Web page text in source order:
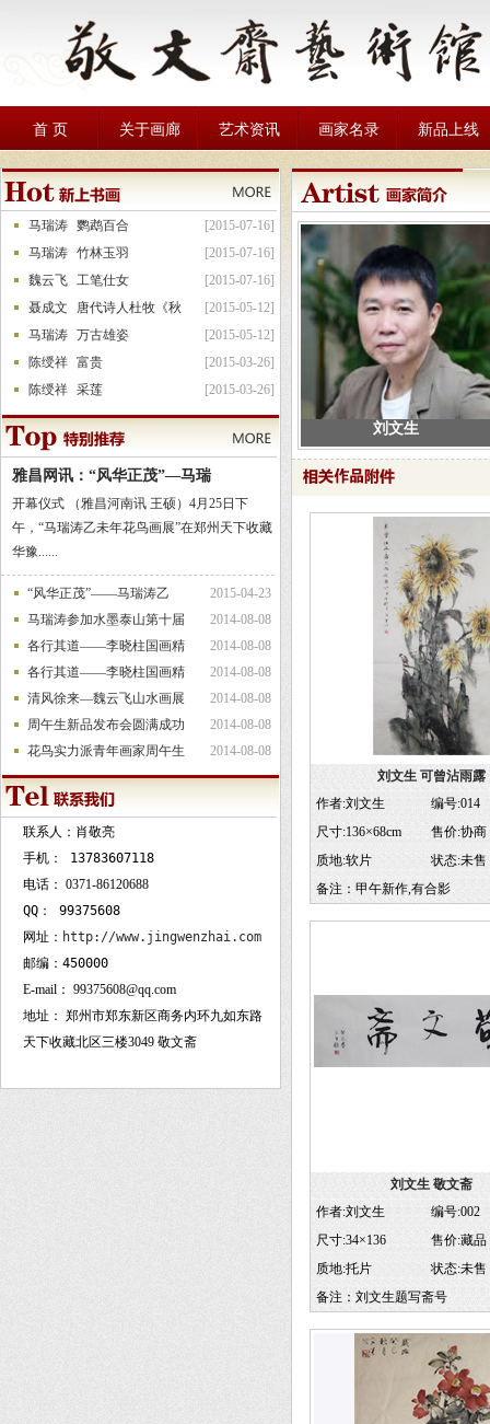
首 页 关于画廊 艺术资讯 画家名录 新品上线
马瑞涛 鹦鹉百合
[2015-07-16]
马瑞涛 竹林玉羽
[2015-07-16]
魏云飞 工笔仕女
[2015-07-16]
聂成文
唐代诗人杜牧《秋
[2015-05-12]
马瑞涛 万古雄姿
[2015-05-12]
陈绶祥 富贵
[2015-03-26]
陈绶祥 采莲 [2015-03-26]
雅昌网讯：“风华正茂”—马瑞
开幕仪式 （雅昌河南讯 王硕）4月25日下
午，“马瑞涛乙未年花鸟画展”在郑州天下收藏
华豫......
“风华正茂”——马瑞涛乙
2015-04-23
马瑞涛参加水墨泰山第十届
2014-08-08
各行其道——李晓柱国画精
2014-08-08
各行其道——李晓柱国画精
2014-08-08
清风徐来—魏云飞山水画展
2014-08-08
周午生新品发布会圆满成功
2014-08-08
花鸟实力派青年画家周午生
2014-08-08
联系人：肖敬亮
手机：
13783607118
电话： 0371-86120688
QQ：
99375608
网址： http://www.jingwenzhai.com
邮编：450000
E-mail： 99375608@qq.com
地址： 郑州市郑东新区商务内环九如东路
天下收藏北区三楼3049 敬文斋
刘文生
刘文生 可曾沾雨露
作者:刘文生
编号:014
尺寸:136×68cm
售价:协商
质地:软片
状态:未售
备注：甲午新作,有合影
刘文生 敬文斋
作者:刘文生
编号:002
尺寸:34×136
售价:藏品
质地:托片
状态:未售
备注：刘文生题写斋号